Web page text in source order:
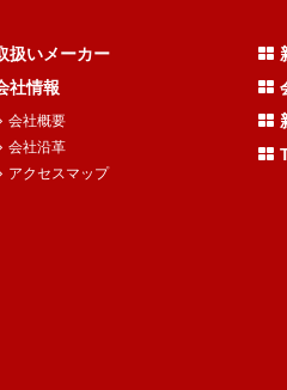
扱いメーカー
社情報
会社概要
会社沿革
アクセスマップ